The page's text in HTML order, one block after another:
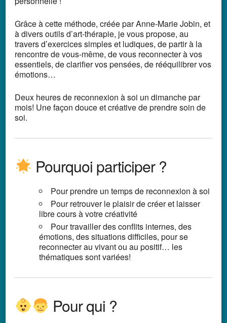
Grâce à cette méthode, créée par Anne-Marie Jobin, et
à divers outils d’art-thérapie, je vous propose, au
travers d’exercices simples et ludiques, de partir à la
rencontre de vous-même, de vous reconnecter à vos
essentiels, de clarifier vos pensées, de rééquilibrer vos
émotions…
Deux heures de reconnexion à soi un dimanche par
mois! Une façon douce et créative de prendre soin de
soi.
Pourquoi participer ?
Pour prendre un temps de reconnexion à soi
Pour retrouver le plaisir de créer et laisser
libre cours à votre créativité
Pour travailler des conflits internes, des
émotions, des situations difficiles, pour se
reconnecter au vivant ou au positif… les
thématiques sont variées!
Pour qui ?